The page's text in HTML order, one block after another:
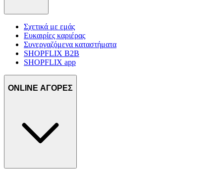
Σχετικά με εμάς
Ευκαιρίες καριέρας
Συνεργαζόμενα καταστήματα
SHOPFLIX B2B
SHOPFLIX app
ONLINE ΑΓΟΡΕΣ